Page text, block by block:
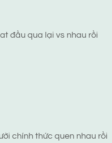
đầu qua lại vs nhau rồi
chính thức quen nhau rồi